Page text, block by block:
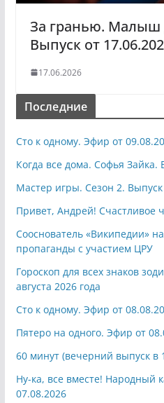
За гранью. Малыш
Выпуск от
17.06.2026
Последние
Сто к одному. Эфир от
Когда все дома. Софья Зайка.
Мастер игры. Сезон 2. Выпуск
Привет, Андрей! Счастливое
Сооснователь «Википедии»
пропаганды с участием ЦРУ
Гороскоп для всех знаков
августа 2026 года
Сто к одному. Эфир от
Пятеро на одного. Эфир от
60 минут (вечерний выпуск в
Ну-ка, все вместе! Народный
07.08.2026